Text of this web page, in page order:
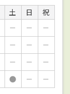
土 日
祝
－ －
－
－ －
－
－ －
－
● － －